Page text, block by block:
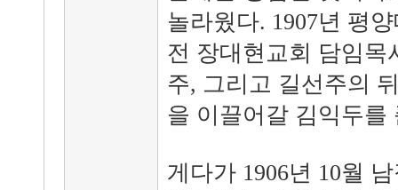
놀라웠다. 1907년 평
전 장대현교회 담임목
주, 그리고 길선주의
을 이끌어갈 김익두를
게다가 1906년 10월